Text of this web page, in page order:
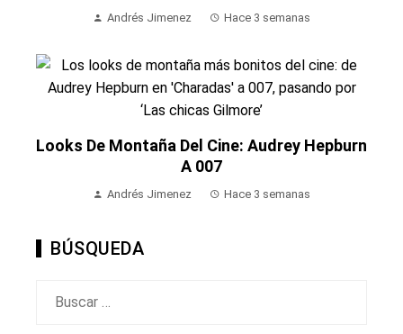
Andrés Jimenez Hace 3 semanas
Looks De Montaña Del Cine: Audrey Hepburn
A 007
Andrés Jimenez Hace 3 semanas
BÚSQUEDA